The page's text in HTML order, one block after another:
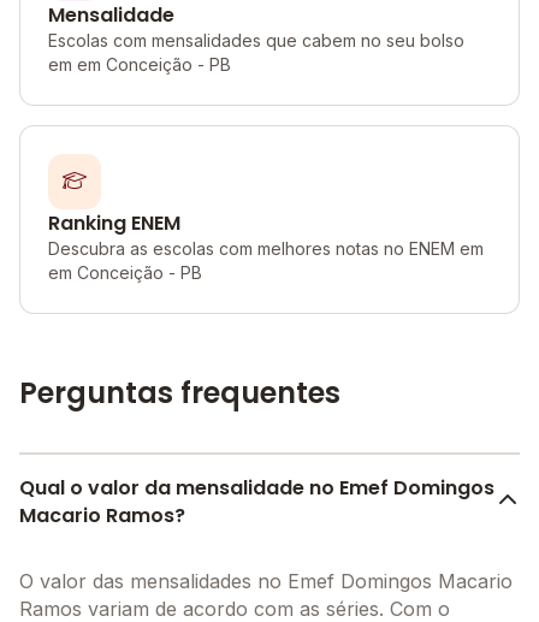
Mensalidade
Escolas com mensalidades que cabem no seu bolso
em em Conceição - PB
Ranking ENEM
Descubra as escolas com melhores notas no ENEM em
em Conceição - PB
Perguntas frequentes
Qual o valor da mensalidade no Emef Domingos
Macario Ramos?
O valor das mensalidades no Emef Domingos Macario
Ramos variam de acordo com as séries. Com o